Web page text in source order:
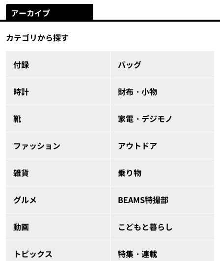
アーカイブ
カテゴリから探す
付録 バッグ
時計 財布・小物
靴 家電・デジモノ
ファッション アウトドア
雑貨 乗り物
グルメ BEAMS特撮部
動画 こどもと暮らし
トピックス 特集・連載